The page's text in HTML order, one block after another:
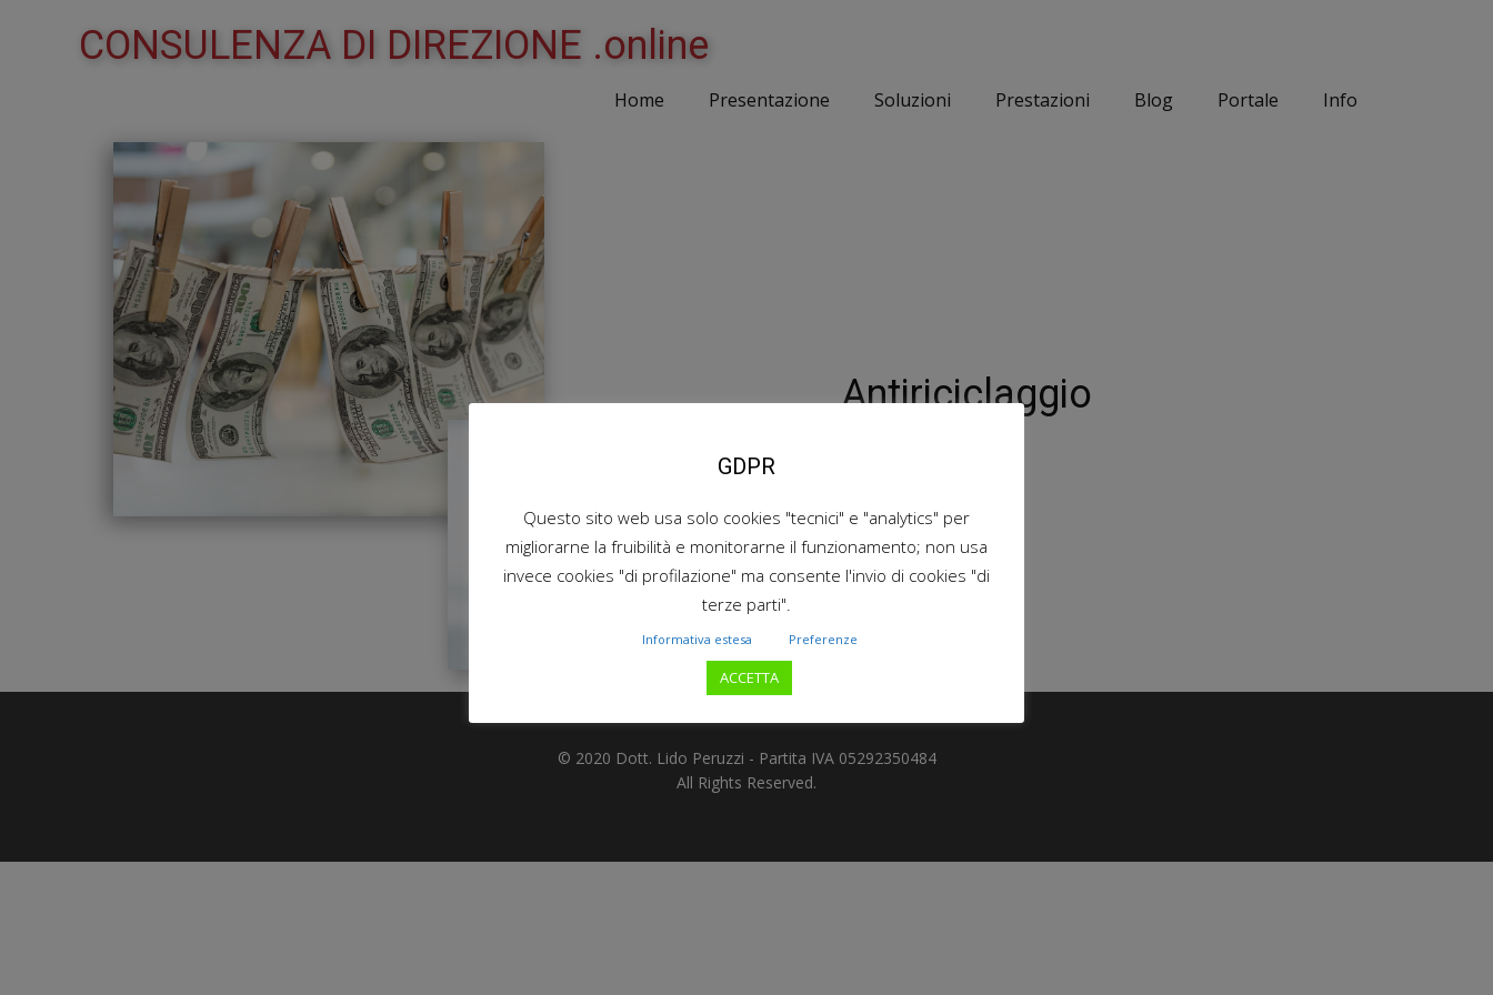
CONSULENZA DI DIREZIONE .online
Home Presentazione Soluzioni Prestazioni Blog Portale Info
Antiriciclaggio
© 2020 Dott. Lido Peruzzi - Partita IVA05292350484
All Rights Reserved.
GDPR
Questo sito web usa solo cookies "tecnici" e "analytics" per
migliorarne la fruibilità e monitorarne il funzionamento; non usa
invece cookies "di profilazione" ma consente l'invio di cookies "di
terze parti".
Informativa estesa Preferenze
ACCETTA